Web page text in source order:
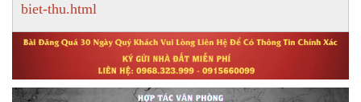
biet-thu.html